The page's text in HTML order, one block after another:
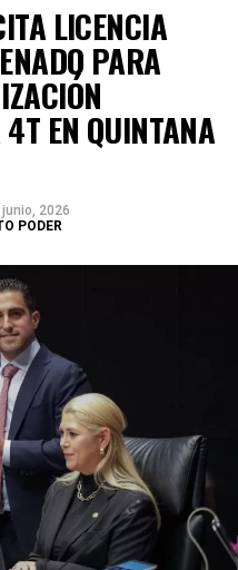
LICENCIA
PARA
EN QUINTANA
junio, 2026
PODER